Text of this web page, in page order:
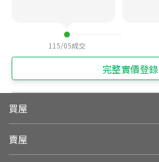
115/05成交
完整實價登錄
買屋
賣屋